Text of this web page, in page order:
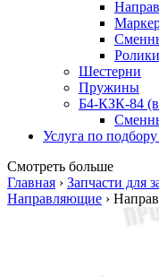
Шестерни
Пружины
Б4-КЗК-84 (в
Услуга по
Смотреть больше
Главная › Запчасти для
Направляющие ›